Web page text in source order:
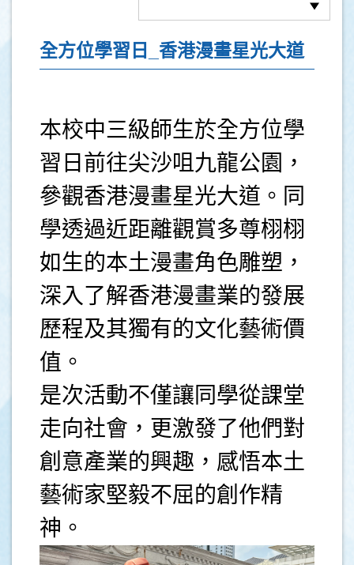
全方位學習日_香港漫畫星光大道
本校中三級師生於全方位學
習日前往尖沙咀九龍公園，
參觀香港漫畫星光大道。同
學透過近距離觀賞多尊栩栩
如生的本土漫畫角色雕塑，
深入了解香港漫畫業的發展
歷程及其獨有的文化藝術價
值。
是次活動不僅讓同學從課堂
走向社會，更激發了他們對
創意產業的興趣，感悟本土
藝術家堅毅不屈的創作精
神。